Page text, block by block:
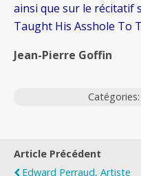
ainsi que sur le récitatif
Taught His Asshole To
Jean-Pierre Goffin
Catégories:
Article Précédent
Edward Perraud, Artiste